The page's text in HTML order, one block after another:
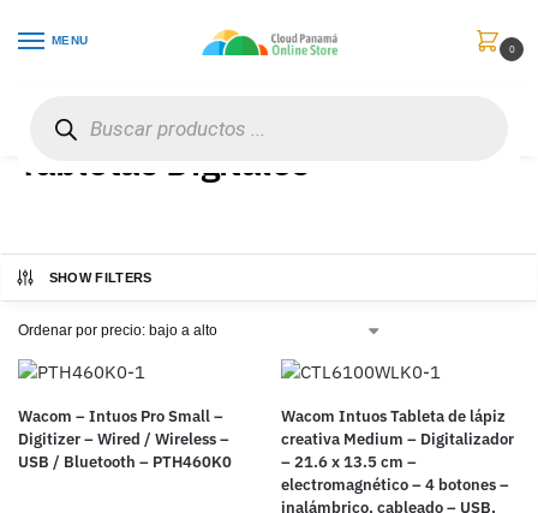
MENU
0
Tabletas Digitales
SHOW FILTERS
Wacom – Intuos Pro Small –
Digitizer – Wired / Wireless –
USB / Bluetooth – PTH460K0
Wacom Intuos Tableta de lápiz
creativa Medium – Digitalizador
– 21.6 x 13.5 cm –
electromagnético – 4 botones –
inalámbrico, cableado – USB,